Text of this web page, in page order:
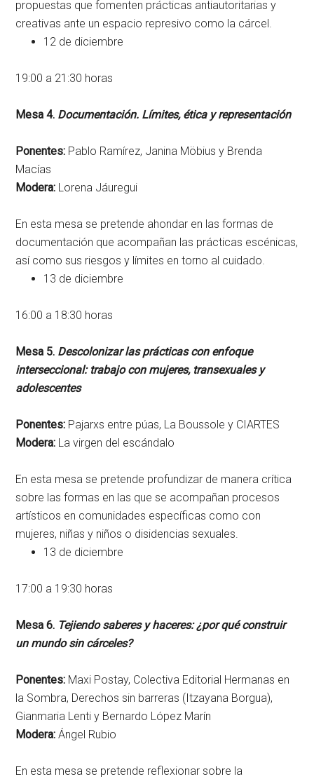
propuestas que fomenten prácticas antiautoritarias y
creativas ante un espacio represivo como la cárcel.
12 de diciembre
19:00 a 21:30 horas
Mesa 4. Documentación. Límites, ética y representación
Ponentes: Pablo Ramírez, Janina Möbius y Brenda
Macías
Modera: Lorena Jáuregui
En esta mesa se pretende ahondar en las formas de
documentación que acompañan las prácticas escénicas,
así como sus riesgos y límites en torno al cuidado.
13 de diciembre
16:00 a 18:30 horas
Mesa 5. Descolonizar las prácticas con enfoque
interseccional: trabajo con mujeres, transexuales y
adolescentes
Ponentes: Pajarxs entre púas, La Boussole y CIARTES
Modera: La virgen del escándalo
En esta mesa se pretende profundizar de manera crítica
sobre las formas en las que se acompañan procesos
artísticos en comunidades específicas como con
mujeres, niñas y niños o disidencias sexuales.
13 de diciembre
17:00 a 19:30 horas
Mesa 6. Tejiendo saberes y haceres: ¿por qué construir
un mundo sin cárceles?
Ponentes: Maxi Postay, Colectiva Editorial Hermanas en
la Sombra, Derechos sin barreras (Itzayana Borgua),
Gianmaria Lenti y Bernardo López Marín
Modera:Ángel Rubio
En esta mesa se pretende reflexionar sobre la